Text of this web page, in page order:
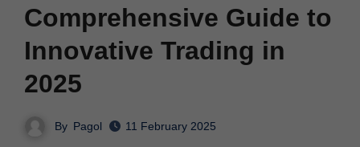
Comprehensive Guide to
Innovative Trading in
2025
By Pagol 11 February 2025